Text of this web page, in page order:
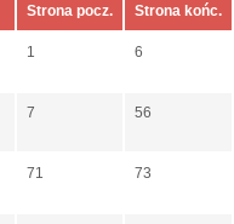
Strona pocz. Strona końc.
1 6
7 56
71 73